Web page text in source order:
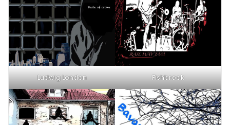
Ludwig London Fishbrook